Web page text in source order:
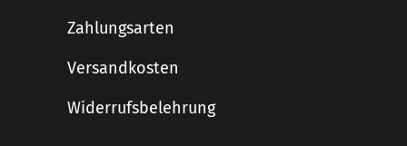
Zahlungsarten
Versandkosten
Widerrufsbelehrung